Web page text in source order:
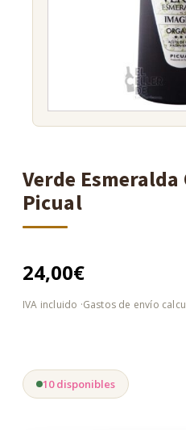
Verde
Picual
24,00€
10 disponibles